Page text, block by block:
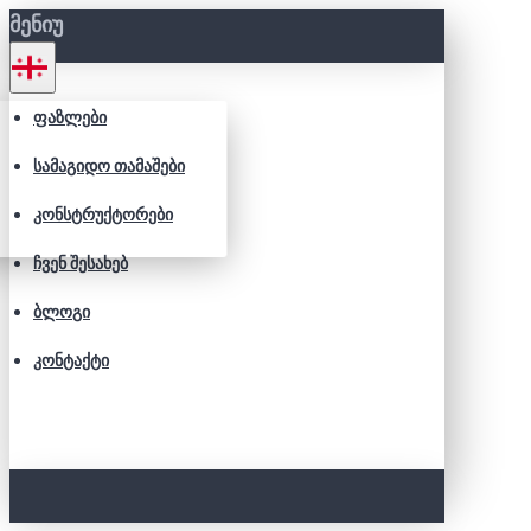
ᲛᲔᲜᲘᲣ
ᲤᲐᲖᲚᲔᲑᲘ
ᲡᲐᲛᲐᲒᲘᲓᲝ ᲗᲐᲛᲐᲨᲔᲑᲘ
ᲙᲝᲜᲡᲢᲠᲣᲥᲢᲝᲠᲔᲑᲘ
ᲩᲕᲔᲜ ᲨᲔᲡᲐᲮᲔᲑ
ᲑᲚᲝᲒᲘ
ᲙᲝᲜᲢᲐᲥᲢᲘ